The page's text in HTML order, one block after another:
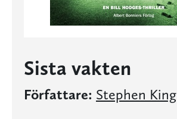
Sista vakten
Författare: Stephen King